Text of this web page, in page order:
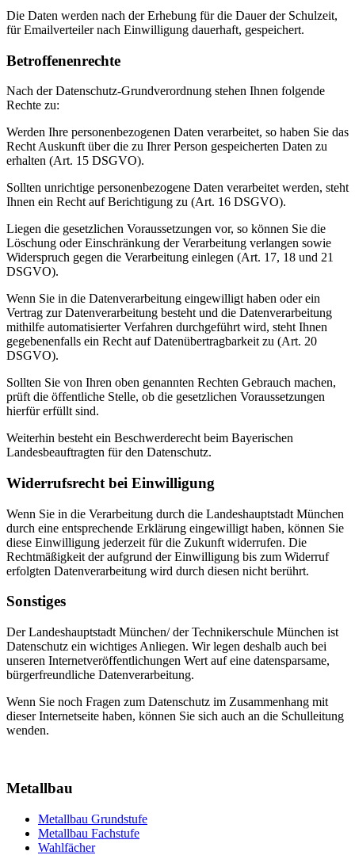
Die Daten werden nach der Erhebung für die Dauer der Schulzeit,
für Emailverteiler nach Einwilligung dauerhaft, gespeichert.
Betroffenenrechte
Nach der Datenschutz-Grundverordnung stehen Ihnen folgende
Rechte zu:
Werden Ihre personenbezogenen Daten verarbeitet, so haben Sie das
Recht Auskunft über die zu Ihrer Person gespeicherten Daten zu
erhalten (Art. 15 DSGVO).
Sollten unrichtige personenbezogene Daten verarbeitet werden, steht
Ihnen ein Recht auf Berichtigung zu (Art. 16 DSGVO).
Liegen die gesetzlichen Voraussetzungen vor, so können Sie die
Löschung oder Einschränkung der Verarbeitung verlangen sowie
Widerspruch gegen die Verarbeitung einlegen (Art. 17, 18 und 21
DSGVO).
Wenn Sie in die Datenverarbeitung eingewilligt haben oder ein
Vertrag zur Datenverarbeitung besteht und die Datenverarbeitung
mithilfe automatisierter Verfahren durchgeführt wird, steht Ihnen
gegebenenfalls ein Recht auf Datenübertragbarkeit zu (Art. 20
DSGVO).
Sollten Sie von Ihren oben genannten Rechten Gebrauch machen,
prüft die öffentliche Stelle, ob die gesetzlichen Voraussetzungen
hierfür erfüllt sind.
Weiterhin besteht ein Beschwerderecht beim Bayerischen
Landesbeauftragten für den Datenschutz.
Widerrufsrecht bei Einwilligung
Wenn Sie in die Verarbeitung durch die Landeshauptstadt München
durch eine entsprechende Erklärung eingewilligt haben, können Sie
diese Einwilligung jederzeit für die Zukunft widerrufen. Die
Rechtmäßigkeit der aufgrund der Einwilligung bis zum Widerruf
erfolgten Datenverarbeitung wird durch diesen nicht berührt.
Sonstiges
Der Landeshauptstadt München/ der Technikerschule München ist
Datenschutz ein wichtiges Anliegen. Wir legen deshalb auch bei
unseren Internetveröffentlichungen Wert auf eine datensparsame,
bürgerfreundliche Datenverarbeitung.
Wenn Sie noch Fragen zum Datenschutz im Zusammenhang mit
dieser Internetseite haben, können Sie sich auch an die Schulleitung
wenden.
Metallbau
Metallbau Grundstufe
Metallbau Fachstufe
Wahlfächer